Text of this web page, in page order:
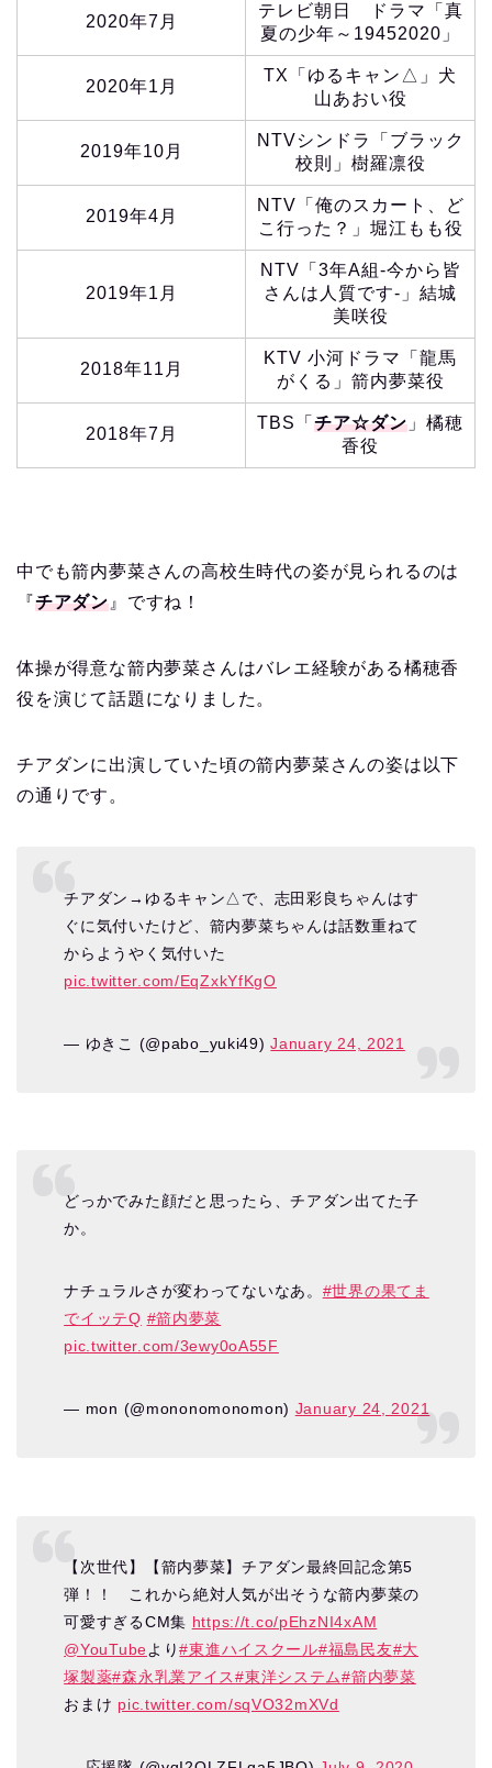
2020年7月
テレビ朝日 ドラマ「真
夏の少年～19452020」
2020年1月
TX「ゆるキャン△」犬
山あおい役
2019年10月
NTVシンドラ「ブラック
校則」樹羅凛役
2019年4月
NTV「俺のスカート、ど
こ行った？」堀江もも役
2019年1月
NTV「3年A組-今から皆
さんは人質です-」結城
美咲役
2018年11月
KTV 小河ドラマ「龍馬
がくる」箭内夢菜役
2018年7月
TBS「 チア☆ダン 」橘穂
香役
中でも箭内夢菜さんの高校生時代の姿が見られるのは
『チアダン 』ですね！
体操が得意な箭内夢菜さんはバレエ経験がある橘穂香
役を演じて話題になりました。
チアダンに出演していた頃の箭内夢菜さんの姿は以下
の通りです。
チアダン→ゆるキャン△で、志田彩良ちゃんはす
ぐに気付いたけど、箭内夢菜ちゃんは話数重ねて
からようやく気付いた
pic.twitter.com/EqZxkYfKgO
— ゆきこ (@pabo_yuki49)January 24, 2021
どっかでみた顔だと思ったら、チアダン出てた子
か。
ナチュラルさが変わってないなあ。 #世界の果てま
でイッテQ #箭内夢菜
pic.twitter.com/3ewy0oA55F
— mon (@mononomonomon) January 24, 2021
【次世代】【箭内夢菜】チアダン最終回記念第5
弾！！ これから絶対人気が出そうな箭内夢菜の
可愛すぎるCM集 https://t.co/pEhzNI4xAM
@YouTubeより#東進ハイスクール#福島民友#大
塚製薬#森永乳業アイス#東洋システム#箭内夢菜
おまけ pic.twitter.com/sqVO32mXVd